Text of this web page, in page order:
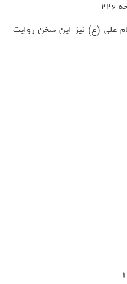
از امام علی (ع) نیز این سخن روایت